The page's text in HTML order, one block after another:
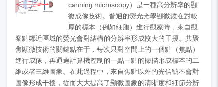
canning microscopy）是一種高分辨率的顯
微成像技術。普通的熒光光學顯微鏡在對較
厚的標本（例如細胞）進行觀察時，來自觀
察點鄰近區域的熒光會對結構的分辨率形成較大的干擾。共聚
焦顯微技術的關鍵點在于，每次只對空間上的一個點（焦點）
進行成像，再通過計算機控制的一點一點的掃描形成標本的二
維或者三維圖象。在此過程中，來自焦點以外的光信號不會對
圖像形成干擾，從而大大提高了顯微圖象的清晰度和細節分辨